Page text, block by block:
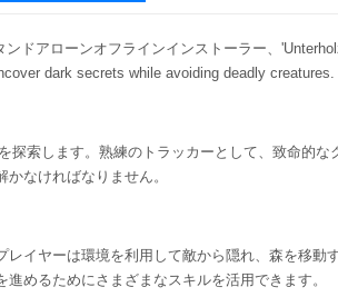
ドアローンオフラインインストーラー、
dark secrets while avoiding deadly creatures.
探索します。熟練のトラッカーとして、致命的
なければなりません。
イヤーは環境を利用して敵から隠れ、森を移動
めるためにさまざまなスキルを活用できます。